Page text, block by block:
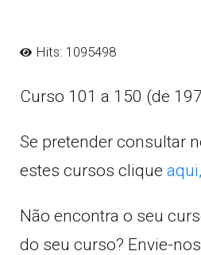
Hits: 1095498
Curso 101 a 150 (de
Se pretender consultar
estes cursos clique aqui,
Não encontra o seu
do seu curso? Envie-